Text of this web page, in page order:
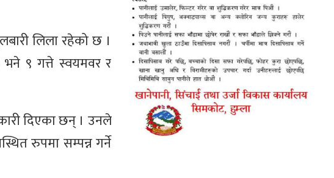
लिला रहेको छ ।
९ गत्ते स्वयमवर र
दिएका छन् । उनले
रुपमा सम्पन्न गर्ने